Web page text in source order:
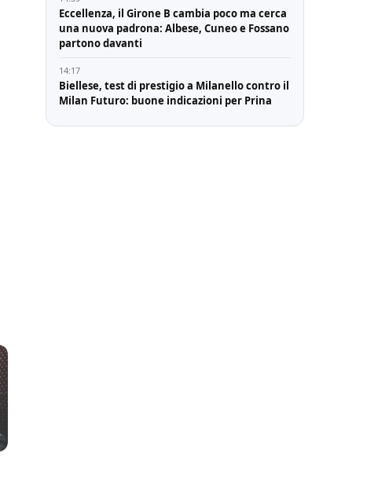
Eccellenza, il Girone B cambia poco ma cerca
una nuova padrona: Albese, Cuneo e Fossano
partono davanti
14:17
Biellese, test di prestigio a Milanello contro il
Milan Futuro: buone indicazioni per Prina